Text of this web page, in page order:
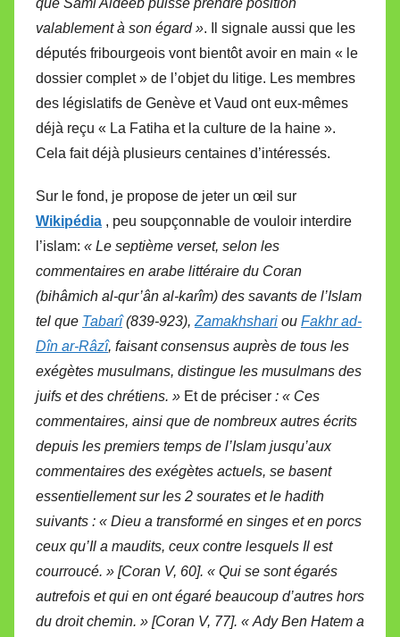
valablement à son égard ». Il signale aussi que les
députés fribourgeois vont bientôt avoir en main « le
dossier complet » de l’objet du litige. Les membres
des législatifs de Genève et Vaud ont eux-mêmes
déjà reçu « La Fatiha et la culture de la haine ».
Cela fait déjà plusieurs centaines d’intéressés.
Sur le fond, je propose de jeter un œil sur
Wikipédia , peu soupçonnable de vouloir interdire
l’islam: « Le septième verset, selon les
commentaires en arabe littéraire du Coran
(bihâmich al-qur’ân al-karîm) des savants de l’Islam
tel que Tabarî(839-923), Zamakhshari ou Fakhr ad-
Dîn ar-Râzî, faisant consensus auprès de tous les
exégètes musulmans, distingue les musulmans des
juifs et des chrétiens. » Et de préciser : « Ces
commentaires, ainsi que de nombreux autres écrits
depuis les premiers temps de l’Islam jusqu’aux
commentaires des exégètes actuels, se basent
essentiellement sur les 2 sourates et le hadith
suivants : « Dieu a transformé en singes et en porcs
ceux qu’Il a maudits, ceux contre lesquels Il est
courroucé. » [Coran V, 60]. « Qui se sont égarés
autrefois et qui en ont égaré beaucoup d’autres hors
du droit chemin. » [Coran V, 77]. « Ady Ben Hatem a